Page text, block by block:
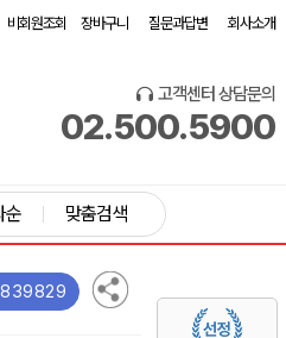
비회원조회 장바구니 질문과답변 회사소개
고객센터 상담문의
02.500.5900
순 맞춤검색
839829